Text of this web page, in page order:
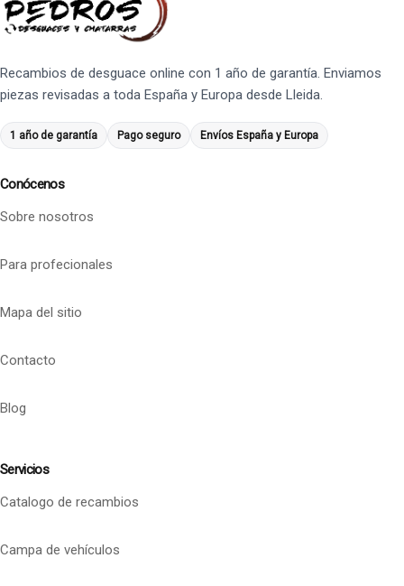
Recambios de desguace online con 1 año de garantía. Enviamos
piezas revisadas a toda España y Europa desde Lleida.
1 año de garantía Pago seguro Envíos España y Europa
Conócenos
Sobre nosotros
Para profecionales
Mapa del sitio
Contacto
Blog
Servicios
Catalogo de recambios
Campa de vehículos